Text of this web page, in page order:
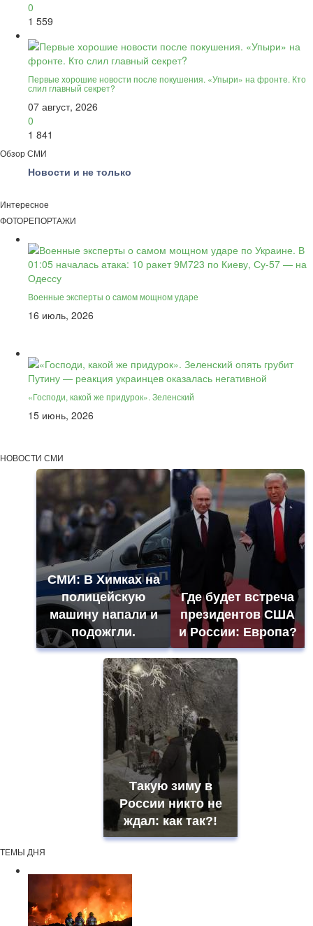
0
1 559
Первые хорошие новости после покушения. «Упыри» на фронте. Кто
слил главный секрет?
07 август, 2026
0
1 841
Обзор СМИ
Новости и не только
Интересное
ФОТОРЕПОРТАЖИ
Военные эксперты о самом мощном ударе
16 июль, 2026
«Господи, какой же придурок». Зеленский
15 июнь, 2026
НОВОСТИ СМИ
СМИ: В Химках на
полицейскую
машину напали и
подожгли.
Где будет встреча
президентов США
и России: Европа?
Такую зиму в
России никто не
ждал: как так?!
ТЕМЫ ДНЯ